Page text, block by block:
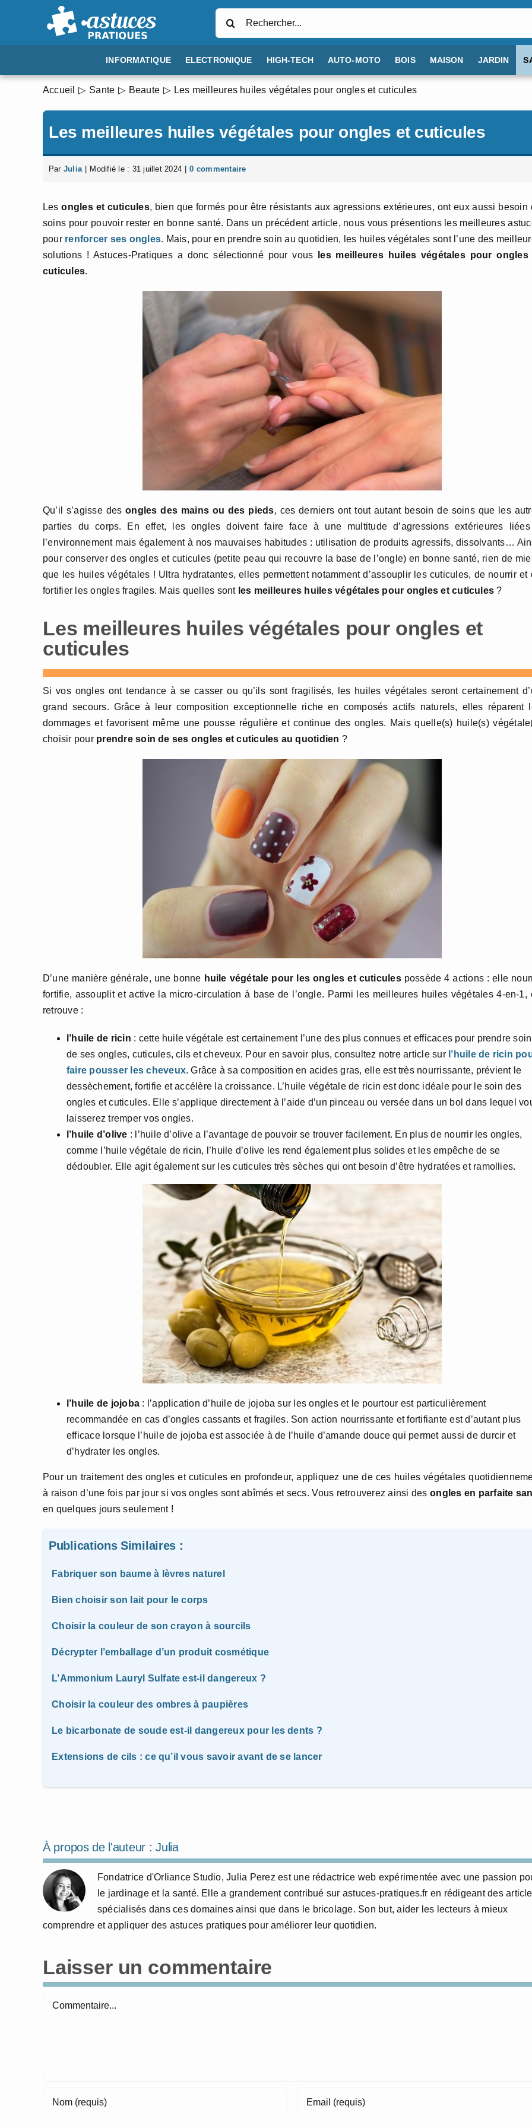
INFORMATIQUE ELECTRONIQUE HIGH-TECH AUTO-MOTO BOIS MAISON JARDIN
Accueil Sante Beaute Les meilleures huiles végétales pour ongles et cuticules
Les meilleures huiles végétales pour ongles et cuticules
Par Julia Modifié le : 31 juillet 2024 0 commentaire
Lesongles et cuticules, bien que formés pour être résistants aux agressions extérieures, ont eux aussi besoin
soins pour pouvoir rester en bonne santé. Dans un précédent article, nous vous présentions les meilleures
pour renforcer ses ongles. Mais, pour en prendre soin au quotidien, les huiles végétales sont l’une des
solutions ! Astuces-Pratiques a donc sélectionné pour vous
les meilleures huiles végétales pour ongles
cuticules.
Qu’il s’agisse desongles des mains ou des pieds, ces derniers ont tout autant besoin de soins que les
parties du corps. En effet, les ongles doivent faire face à une multitude d’agressions extérieures
l’environnement mais également à nos mauvaises habitudes : utilisation de produits agressifs, dissolvants…
pour conserver des ongles et cuticules (petite peau qui recouvre la base de l’ongle) en bonne santé, rien de
que les huiles végétales ! Ultra hydratantes, elles permettent notamment d’assouplir les cuticules, de nourrir et
fortifier les ongles fragiles. Mais quelles sont les meilleures huiles végétales pour ongles et cuticules ?
Les meilleures huiles végétales pour ongles et
cuticules
Si vos ongles ont tendance à se casser ou qu’ils sont fragilisés, les huiles végétales seront certainement
grand secours. Grâce à leur composition exceptionnelle riche en composés actifs naturels, elles réparent
dommages et favorisent même une pousse régulière et continue des ongles. Mais quelle(s) huile(s)
choisir pour prendre soin de ses ongles et cuticules au quotidien ?
D’une manière générale, une bonne huile végétale pour les ongles et cuticulespossède 4 actions : elle
fortifie, assouplit et active la micro-circulation à base de l’ongle. Parmi les meilleures huiles végétales 4-en-1,
retrouve :
l’huile de ricin : cette huile végétale est certainement l’une des plus connues et efficaces pour prendre soin
de ses ongles, cuticules, cils et cheveux. Pour en savoir plus, consultez notre article sur l’huile de ricin
faire pousser les cheveux. Grâce à sa composition en acides gras, elle est très nourrissante, prévient le
dessèchement, fortifie et accélère la croissance. L’huile végétale de ricin est donc idéale pour le soin des
ongles et cuticules. Elle s’applique directement à l’aide d’un pinceau ou versée dans un bol dans lequel
laisserez tremper vos ongles.
l’huile d’olive : l’huile d’olive a l’avantage de pouvoir se trouver facilement. En plus de nourrir les ongles,
comme l’huile végétale de ricin, l’huile d’olive les rend également plus solides et les empêche de se
dédoubler. Elle agit également sur les cuticules très sèches qui ont besoin d’être hydratées et ramollies.
l’huile de jojoba : l’application d’huile de jojoba sur les ongles et le pourtour est particulièrement
recommandée en cas d’ongles cassants et fragiles. Son action nourrissante et fortifiante est d’autant plus
efficace lorsque l’huile de jojoba est associée à de l’huile d’amande douce qui permet aussi de durcir et
d’hydrater les ongles.
Pour un traitement des ongles et cuticules en profondeur, appliquez une de ces huiles végétales
à raison d’une fois par jour si vos ongles sont abîmés et secs. Vous retrouverez ainsi desongles en parfaite
en quelques jours seulement !
Publications Similaires :
Fabriquer son baume à lèvres naturel
Bien choisir son lait pour le corps
Choisir la couleur de son crayon à sourcils
Décrypter l’emballage d’un produit cosmétique
L’Ammonium Lauryl Sulfate est-il dangereux ?
Choisir la couleur des ombres à paupières
Le bicarbonate de soude est-il dangereux pour les dents ?
Extensions de cils : ce qu’il vous savoir avant de se lancer
À propos de l'auteur :Julia
Fondatrice d'Orliance Studio, Julia Perez est une rédactrice web expérimentée avec une passion
le jardinage et la santé. Elle a grandement contribué sur astuces-pratiques.fr en rédigeant des
spécialisés dans ces domaines ainsi que dans le bricolage. Son but, aider les lecteurs à mieux
comprendre et appliquer des astuces pratiques pour améliorer leur quotidien.
Laisser un commentaire
Commentaire